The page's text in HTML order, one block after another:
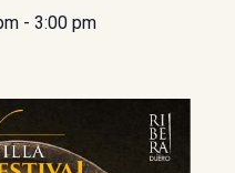
- 3:00 pm